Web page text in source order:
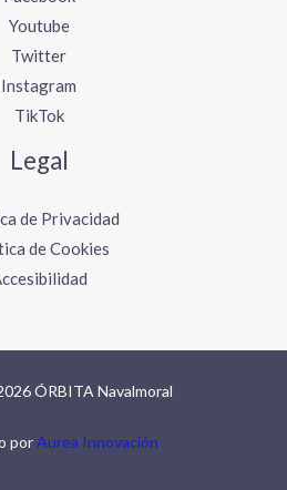
Youtube
Twitter
Instagram
TikTok
Legal
de Privacidad
de Cookies
ÓRBITA Navalmoral
porAurea Innovación